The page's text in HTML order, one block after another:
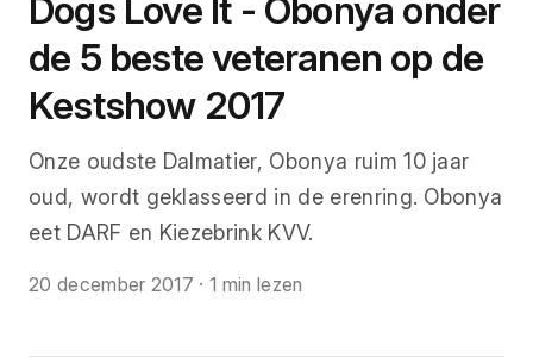
Dogs Love It - Obonya onder
de 5 beste veteranen op de
Kestshow 2017
Onze oudste Dalmatier, Obonya ruim 10 jaar
oud, wordt geklasseerd in de erenring. Obonya
eet DARF en Kiezebrink KVV.
20 december 2017 ·1 min lezen